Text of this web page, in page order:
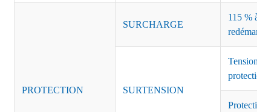
PROTECTION
SURCHARGE
115 % à
SURTENSION
Tension
protection
Protection